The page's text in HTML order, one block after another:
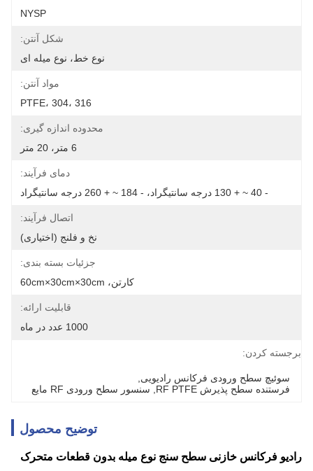
NYSP
شکل آنتن:
نوع خط، نوع میله ای
مواد آنتن:
PTFE، 304، 316
محدوده اندازه گیری:
دمای فرآیند:
- 40 ~ + 130 درجه سانتیگراد، - 184 ~ + 260 درجه سانتیگراد
اتصال فرآیند:
نخ و فلنج (اختیاری)
جزئیات بسته بندی:
کارتن، 60cm×30cm×30cm
قابلیت ارائه:
1000 عدد در ماه
برجسته کردن:
سوئیچ سطح ورودی فرکانس رادیویی ,
فرستنده سطح پذیرش RF PTFE
, سنسور سطح ورودی RF مایع
توضیح محصول
رادیو فرکانس خازنی سطح سنج نوع میله بدون قطعات متحرک